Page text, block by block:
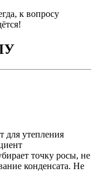
к вопросу
для утепления
точку росы, не
конденсата. Не